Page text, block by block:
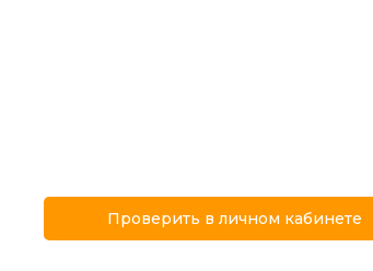
Проверить в личном кабинете